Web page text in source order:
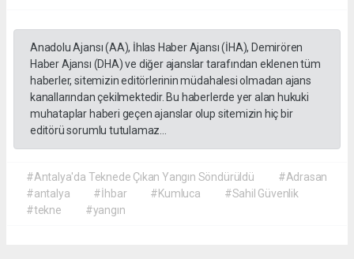
Anadolu Ajansı (AA), İhlas Haber Ajansı (İHA), Demirören
Haber Ajansı (DHA) ve diğer ajanslar tarafından eklenen tüm
haberler, sitemizin editörlerinin müdahalesi olmadan ajans
kanallarından çekilmektedir. Bu haberlerde yer alan hukuki
muhataplar haberi geçen ajanslar olup sitemizin hiç bir
editörü sorumlu tutulamaz...
#Antalya'da Teknede Çıkan Yangın Söndürüldü
#Adrasan
#antalya
#İhbar #Kumluca
#Sahil Güvenlik
#tekne
#yangın